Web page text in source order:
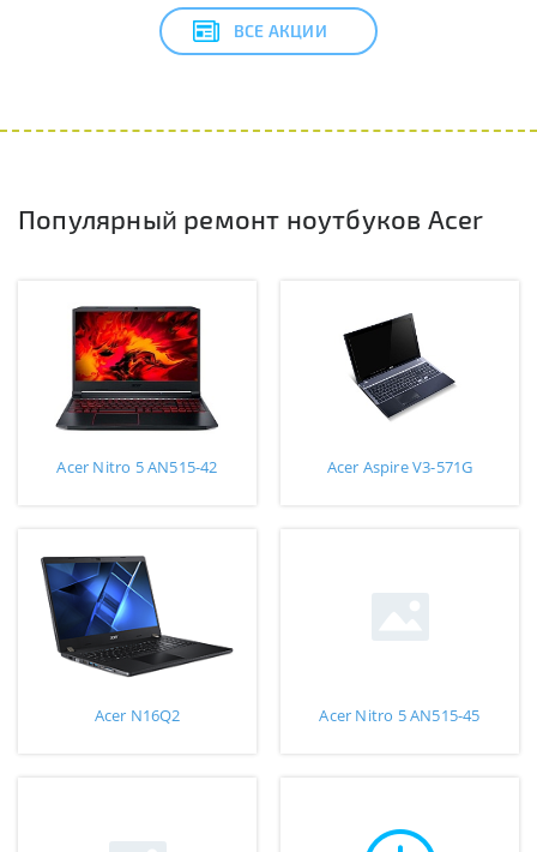
ВСЕ АКЦИИ
Популярный ремонт ноутбуков Acer
Acer Nitro 5 AN515-42 Acer Aspire V3-571G
Acer N16Q2 Acer Nitro 5 AN515-45